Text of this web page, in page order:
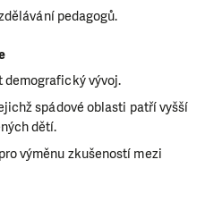
pedagogů.
vývoj.
spádové oblasti patří vyšší
dětí.
výměnu zkušeností mezi